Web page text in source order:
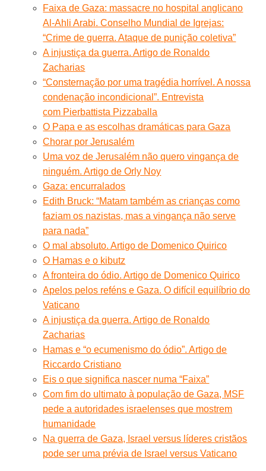
Faixa de Gaza: massacre no hospital anglicano
Al-Ahli Arabi. Conselho Mundial de Igrejas:
“Crime de guerra. Ataque de punição coletiva”
A injustiça da guerra. Artigo de Ronaldo
Zacharias
“Consternação por uma tragédia horrível. A nossa
condenação incondicional”. Entrevista
com Pierbattista Pizzaballa
O Papa e as escolhas dramáticas para Gaza
Chorar por Jerusalém
Uma voz de Jerusalém não quero vingança de
ninguém. Artigo de Orly Noy
Gaza: encurralados
Edith Bruck: “Matam também as crianças como
faziam os nazistas, mas a vingança não serve
para nada”
O mal absoluto. Artigo de Domenico Quirico
O Hamas e o kibutz
A fronteira do ódio. Artigo de Domenico Quirico
Apelos pelos reféns e Gaza. O difícil equilíbrio do
Vaticano
A injustiça da guerra. Artigo de Ronaldo
Zacharias
Hamas e “o ecumenismo do ódio”. Artigo de
Riccardo Cristiano
Eis o que significa nascer numa “Faixa”
Com fim do ultimato à população de Gaza, MSF
pede a autoridades israelenses que mostrem
humanidade
Na guerra de Gaza, Israel versus líderes cristãos
pode ser uma prévia de Israel versus Vaticano